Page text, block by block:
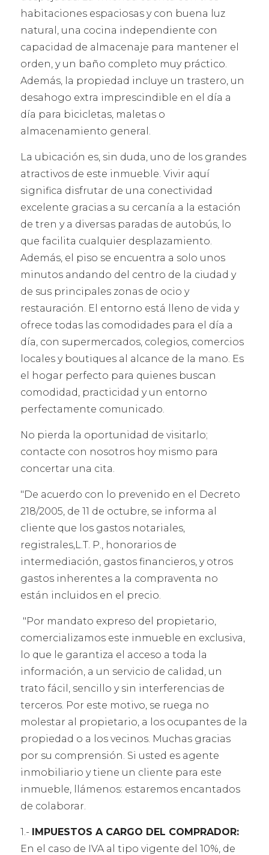
habitaciones espaciosas y con buena luz
natural, una cocina independiente con
capacidad de almacenaje para mantener el
orden, y un baño completo muy práctico.
Además, la propiedad incluye un trastero, un
desahogo extra imprescindible en el día a
día para bicicletas, maletas o
almacenamiento general.
La ubicación es, sin duda, uno de los grandes
atractivos de este inmueble. Vivir aquí
significa disfrutar de una conectividad
excelente gracias a su cercanía a la estación
de tren y a diversas paradas de autobús, lo
que facilita cualquier desplazamiento.
Además, el piso se encuentra a solo unos
minutos andando del centro de la ciudad y
de sus principales zonas de ocio y
restauración. El entorno está lleno de vida y
ofrece todas las comodidades para el día a
día, con supermercados, colegios, comercios
locales y boutiques al alcance de la mano. Es
el hogar perfecto para quienes buscan
comodidad, practicidad y un entorno
perfectamente comunicado.
No pierda la oportunidad de visitarlo;
contacte con nosotros hoy mismo para
concertar una cita.
"De acuerdo con lo prevenido en el Decreto
218/2005, de 11 de octubre, se informa al
cliente que los gastos notariales,
registrales,L.T. P., honorarios de
intermediación, gastos financieros, y otros
gastos inherentes a la compraventa no
están incluidos en el precio.
"Por mandato expreso del propietario,
comercializamos este inmueble en exclusiva,
lo que le garantiza el acceso a toda la
información, a un servicio de calidad, un
trato fácil, sencillo y sin interferencias de
terceros. Por este motivo, se ruega no
molestar al propietario, a los ocupantes de la
propiedad o a los vecinos. Muchas gracias
por su comprensión. Si usted es agente
inmobiliario y tiene un cliente para este
inmueble, llámenos: estaremos encantados
de colaborar.
1.- IMPUESTOS A CARGO DEL COMPRADOR:
En el caso de IVA al tipo vigente del 10%, de